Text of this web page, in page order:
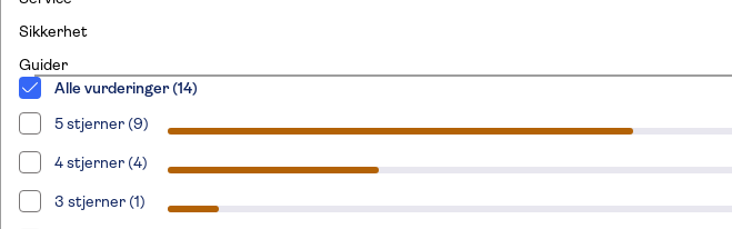
Sikkerhet
Guider
Alle vurderinger (14)
5 stjerner (9)
4 stjerner (4)
3 stjerner (1)